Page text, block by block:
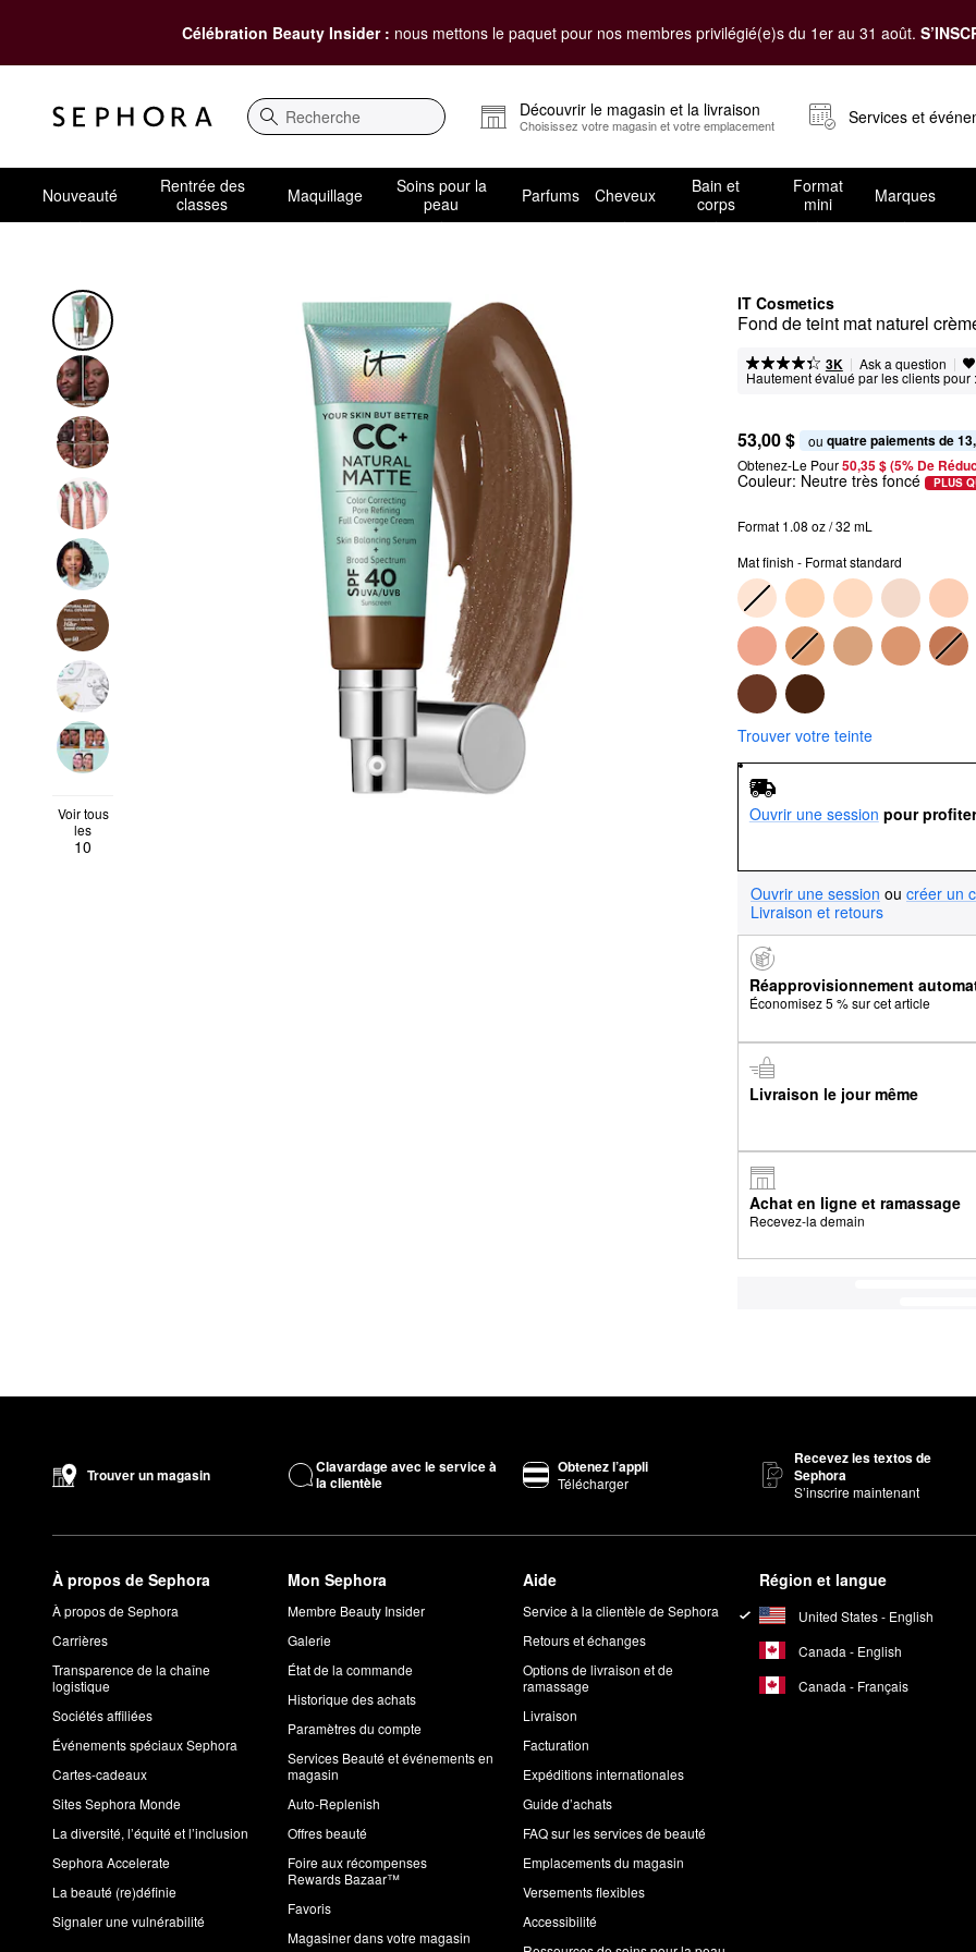
Célébration Beauty Insider : nous mettons le paquet pour nos membres privilégié(e)s du 1er au 31 août.
Recherche
Découvrir le magasin et la livraison
Choisissez votre magasin et votre emplacement Services et
Nouveauté
Rentrée des
classes
Maquillage
Soins pour la
peau
Parfums Cheveux
Bain et
corps
Format
mini
Marques
IT Cosmetics
Fond de teint mat naturel
3K | Ask a question |
Hautement évalué par les clients pour :
Voir tous
les
10
53,00 $ ou quatre paiements de
Obtenez-Le Pour50,35 $ (5% De
Couleur: Neutre très foncé PLUS
Format 1.08 oz / 32 mL
Mat finish - Format standard
Trouver votre teinte
Ouvrir une session pour
Ouvrir une session ou créer un
Livraison et retours
Réapprovisionnement
Économisez 5 % sur cet article
Livraison le jour même
Achat en ligne et ramassage
Recevez-la demain
Trouver un magasin
Clavardage avec le service à
la clientèle
Obtenez l’appli
Télécharger
Recevez les textos de
Sephora
S’inscrire maintenant
À propos de Sephora
À propos de Sephora
Carrières
Transparence de la chaîne
logistique
Sociétés affiliées
Événements spéciaux Sephora
Cartes-cadeaux
Sites Sephora Monde
La diversité, l’équité et l’inclusion
Sephora Accelerate
La beauté (re)définie
Signaler une vulnérabilité
Mon Sephora
Membre Beauty Insider
Galerie
État de la commande
Historique des achats
Paramètres du compte
Services Beauté et événements en
magasin
Auto-Replenish
Offres beauté
Foire aux récompenses
Rewards Bazaar™
Favoris
Magasiner dans votre magasin
Aide
Service à la clientèle de Sephora
Retours et échanges
Options de livraison et de
ramassage
Livraison
Facturation
Expéditions internationales
Guide d’achats
FAQ sur les services de beauté
Emplacements du magasin
Versements flexibles
Accessibilité
Région et langue
United States - English
Canada - English
Canada - Français